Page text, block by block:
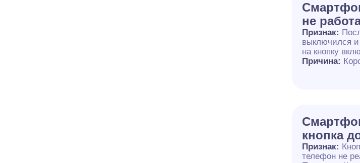
не
Признак:
выключился и
на кнопку
Причина:
кнопка
Признак:
телефон не